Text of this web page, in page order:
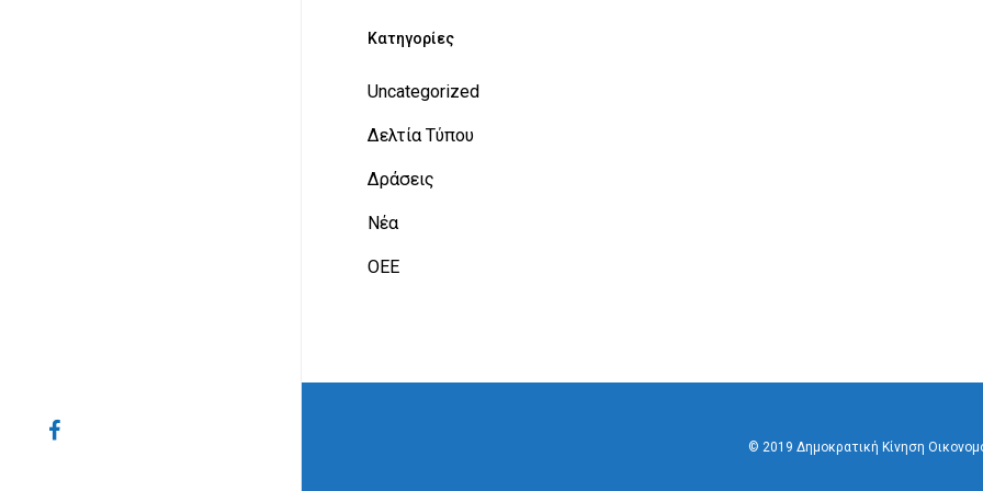
Kατηγορίες
Uncategorized
Δελτία Τύπου
Δράσεις
Νέα
ΟΕΕ
© 2019 Δημοκρατική Κίνηση